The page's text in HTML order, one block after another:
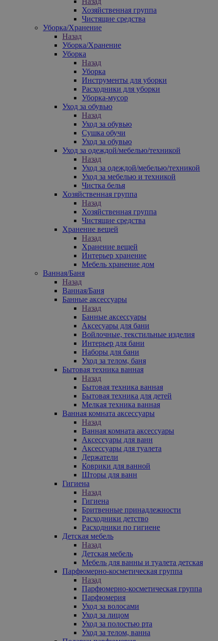
Хозяйственная группа
Чистящие средства
Уборка/Хранение
Назад
Уборка/Хранение
Уборка
Назад
Уборка
Инструменты для уборки
Расходники для уборки
Уборка-мусор
Уход за обувью
Назад
Уход за обувью
Сушка обучи
Уход за обувью
Уход за одеждой/мебелью/техникой
Назад
Уход за одеждой/мебелью/техникой
Уход за мебелью и техникой
Чистка белья
Хозяйственная группа
Назад
Хозяйственная группа
Чистящие средства
Хранение вещей
Назад
Хранение вещей
Интерьер хранение
Мебель хранение дом
Ванная/Баня
Назад
Ванная/Баня
Банные аксессуары
Назад
Банные аксессуары
Аксесуары для бани
Войлочные, текстильные изделия
Интерьер для бани
Наборы для бани
Уход за телом, баня
Бытовая техника ванная
Назад
Бытовая техника ванная
Бытовая техника для детей
Мелкая техника ванная
Ванная комната аксессуары
Назад
Ванная комната аксессуары
Аксессуары для ванн
Аксессуары для туалета
Держатели
Коврики для ванной
Шторы для ванн
Гигиена
Назад
Гигиена
Бритвенные принадлежности
Расходники детство
Расходники по гигиене
Детская мебель
Назад
Детская мебель
Мебель для ванны и туалета детская
Парфюмерно-косметическая группа
Назад
Парфюмерно-косметическая группа
Парфюмерия
Уход за волосами
Уход за лицом
Уход за полостью рта
Уход за телом, ванна